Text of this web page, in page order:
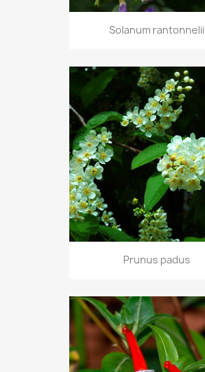
Solanum rantonnelii
Prunus padus